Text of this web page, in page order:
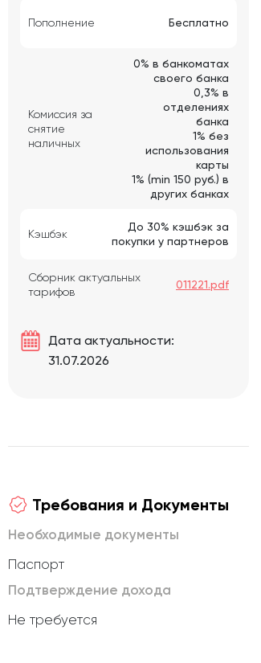
Пополнение Бесплатно
Комиссия за
снятие
наличных
0% в банкоматах
своего банка
0,3% в
отделениях
банка
1% без
использования
карты
1% (min 150 руб.) в
других банках
Кэшбэк
До 30% кэшбэк за
покупки у партнеров
Сборник актуальных
тарифов
011221.pdf
Дата актуальности:
31.07.2026
Требования и Документы
Необходимые документы
Паспорт
Подтверждение дохода
Не требуется